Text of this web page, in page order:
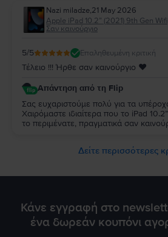
Nazi miladze,21 May 2026
Apple iPad 10.2” (2021) 9th Gen
Σαν καινούργιο
5/5 Επαληθευμένη κριτική
Τέλειο !!! Ήρθε σαν καινούργιο ♥️
Απάντηση από τη Flip
Σας ευχαριστούμε πολύ για τα
Χαιρόμαστε ιδιαίτερα που το iPad
το περιμένατε, πραγματικά σαν
Δείτε περισσότερες
Κάνε εγγραφή στο
ένα δωρεάν κουπόνι